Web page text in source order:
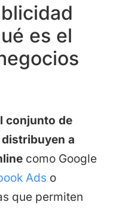
es el
conjunto de
a
como Google
Ads o
que permiten